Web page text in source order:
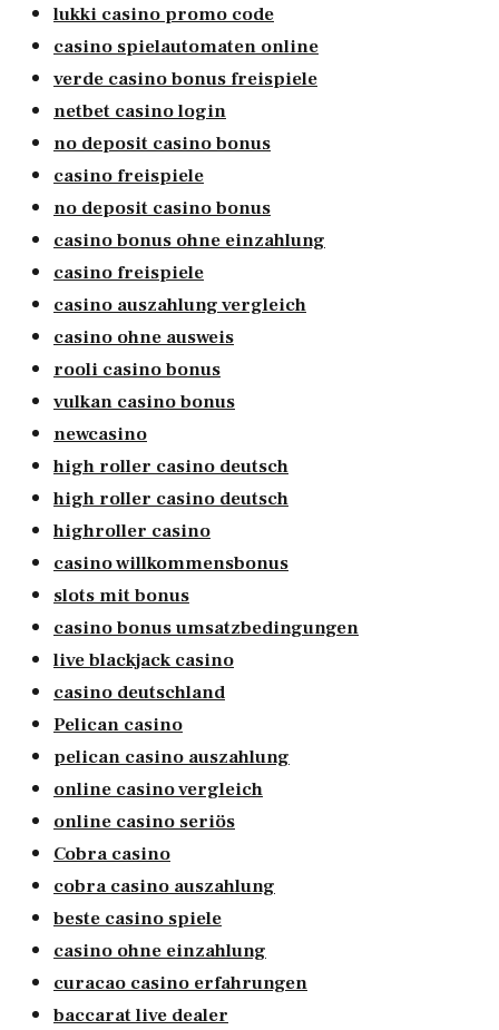
lukki casino promo code
casino spielautomaten online
verde casino bonus freispiele
netbet casino login
no deposit casino bonus
casino freispiele
no deposit casino bonus
casino bonus ohne einzahlung
casino freispiele
casino auszahlung vergleich
casino ohne ausweis
rooli casino bonus
vulkan casino bonus
newcasino
high roller casino deutsch
high roller casino deutsch
highroller casino
casino willkommensbonus
slots mit bonus
casino bonus umsatzbedingungen
live blackjack casino
casino deutschland
Pelican casino
pelican casino auszahlung
online casino vergleich
online casino seriös
Cobra casino
cobra casino auszahlung
beste casino spiele
casino ohne einzahlung
curacao casino erfahrungen
baccarat live dealer